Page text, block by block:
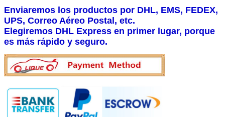
Enviaremos los productos por DHL, EMS, FEDEX,
UPS, Correo Aéreo Postal, etc.
Elegiremos DHL Express en primer lugar, porque
es más rápido y seguro.